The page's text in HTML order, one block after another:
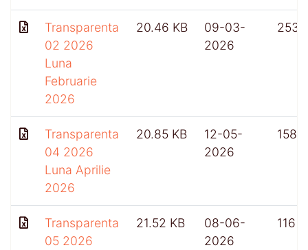
Transparenta
02 2026
Luna
Februarie
2026
20.46 KB
09-03-
2026
253
Transparenta
04 2026
Luna Aprilie
2026
20.85 KB
12-05-
2026
158
Transparenta
05 2026
21.52 KB
08-06-
2026
116